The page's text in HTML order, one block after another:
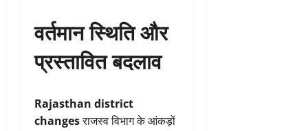
वर्तमान स्थिति और
प्रस्तावित बदलाव
Rajasthan district
changesराजस्व विभाग के आंकड़ों